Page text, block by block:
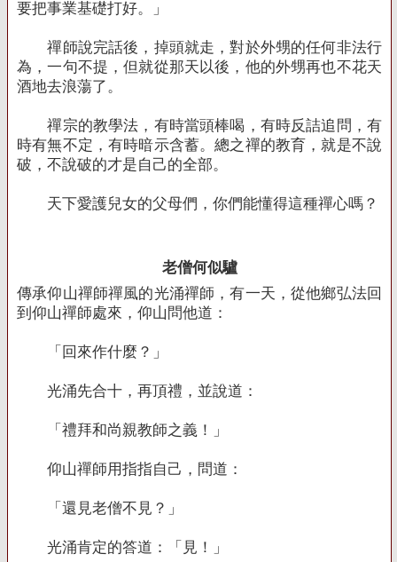
要把事業基礎打好。」
禪師說完話後，掉頭就走，對於外甥的任何非法行
為，一句不提，但就從那天以後，他的外甥再也不花天
酒地去浪蕩了。
禪宗的教學法，有時當頭棒喝，有時反詰追問，有
時有無不定，有時暗示含蓄。總之禪的教育，就是不說
破，不說破的才是自己的全部。
天下愛護兒女的父母們，你們能懂得這種禪心嗎？
老僧何似驢
傳承仰山禪師禪風的光涌禪師，有一天，從他鄉弘法回
到仰山禪師處來，仰山問他道：
「回來作什麼？」
光涌先合十，再頂禮，並說道：
「禮拜和尚親教師之義！」
仰山禪師用指指自己，問道：
「還見老僧不見？」
光涌肯定的答道：「見！」